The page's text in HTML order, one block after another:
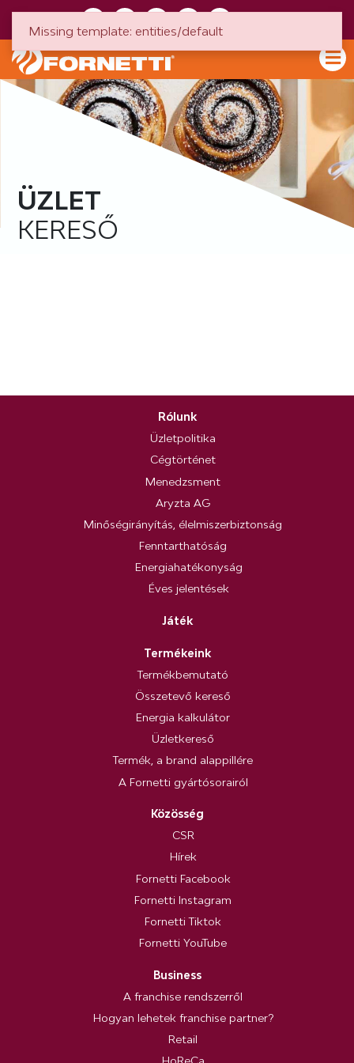
ÜZLET
KERESŐ
Rólunk
Üzletpolitika
Cégtörténet
Menedzsment
Aryzta AG
Minőségirányítás, élelmiszerbiztonság
Fenntarthatóság
Energiahatékonyság
Éves jelentések
Játék
Termékeink
Termékbemutató
Összetevő kereső
Energia kalkulátor
Üzletkereső
Termék, a brand alappillére
A Fornetti gyártósorairól
Közösség
CSR
Hírek
Fornetti Facebook
Fornetti Instagram
Fornetti Tiktok
Fornetti YouTube
Business
A franchise rendszerről
Hogyan lehetek franchise partner?
Retail
Missing template: entities/default